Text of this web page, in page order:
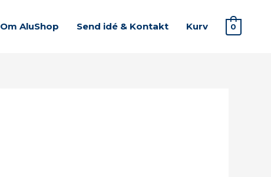
Om AluShop Send idé & Kontakt Kurv 0